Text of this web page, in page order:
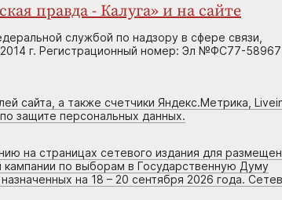
правда - Калуга» и на сайте
службой по надзору в сфере связи,
г. Регистрационный номер: Эл №ФС77-58967
сайта, а также счетчики Яндекс.Метрика,
защите персональных данных.
на страницах сетевого издания для
по выборам в Государственную Думу
на 18 – 20 сентября 2026 года.